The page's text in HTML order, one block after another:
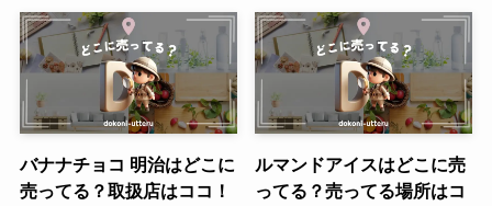
バナナチョコ 明治はどこに
売ってる？取扱店はココ！
ルマンドアイスはどこに売
ってる？売ってる場所はコ